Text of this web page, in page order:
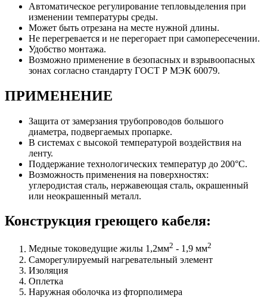
Автоматическое регулирование тепловыделения при
изменении температуры среды.
Может быть отрезана на месте нужной длины.
Не перегревается и не перегорает при самопересечении.
Удобство монтажа.
Возможно применение в безопасных и взрывоопасных
зонах согласно стандарту ГОСТ Р МЭК 60079.
ПРИМЕНЕНИЕ
Защита от замерзания трубопроводов большого
диаметра, подвергаемых пропарке.
В системах с высокой температурой воздействия на
ленту.
Поддержание технологических температур до 200°С.
Возможность применения на поверхностях:
углеродистая сталь, нержавеющая сталь, окрашенный
или неокрашенный металл.
Конструкция греющего кабеля:
Медные токоведущие жилы 1,2мм2 - 1,9 мм2
Саморегулируемый нагревательный элемент
Изоляция
Оплетка
Наружная оболочка из фторполимера